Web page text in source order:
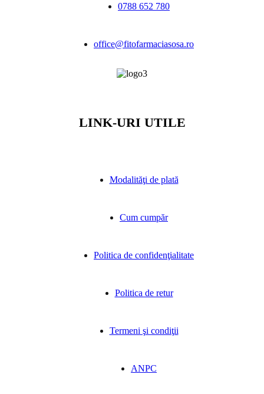
0788 652 780
office@fitofarmaciasosa.ro
LINK-URI UTILE
Modalităţi de plată
Cum cumpăr
Politica de confidenţialitate
Politica de retur
Termeni şi condiţii
ANPC